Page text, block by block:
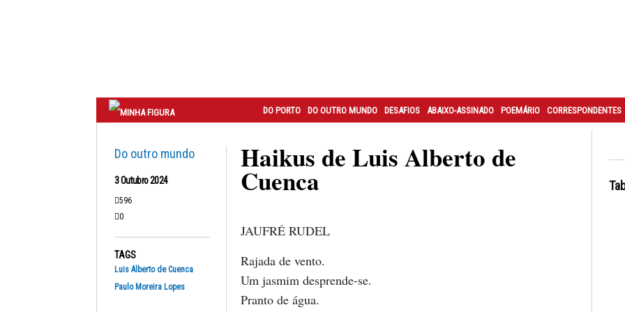
DO PORTO DO OUTRO MUNDO DESAFIOS ABAIXO-ASSINADO POEMÁRIO CORRESPONDENTES
Do outro mundo
3 Outubro 2024
596
0
TAGS
Luis Alberto de Cuenca
Paulo Moreira Lopes
Haikus de Luis Alberto de
Cuenca
JAUFRÉ RUDEL
Rajada de vento.
Um jasmim desprende-se.
Pranto de água.